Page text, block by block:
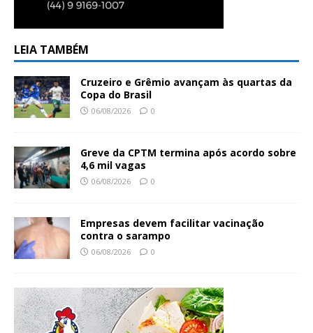
LEIA TAMBÉM
Cruzeiro e Grêmio avançam às quartas da
Copa do Brasil
06/08/2026 0
Greve da CPTM termina após acordo sobre
4,6 mil vagas
06/08/2026 0
Empresas devem facilitar vacinação
contra o sarampo
06/08/2026 0